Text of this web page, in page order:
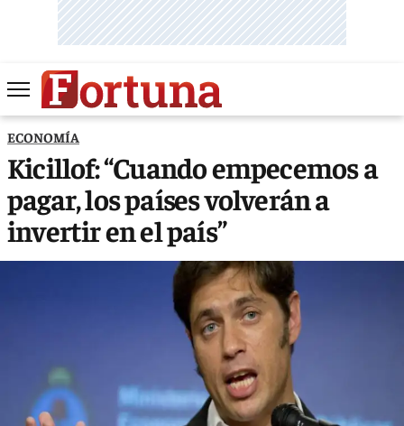
ECONOMÍA
Kicillof: “Cuando empecemos a
pagar, los países volverán a
invertir en el país”